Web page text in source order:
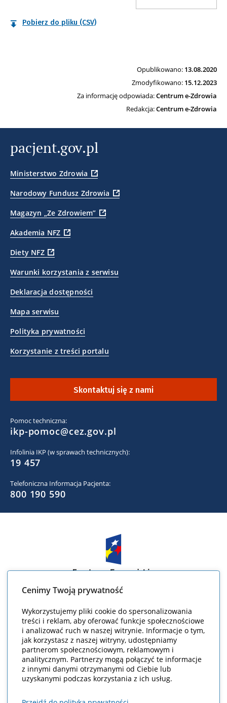
Pobierz do pliku (CSV)
Opublikowano: 13.08.2020
Zmodyfikowano: 15.12.2023
Za informację odpowiada:Centrum e-Zdrowia
Redakcja:Centrum e-Zdrowia
pacjent.gov.pl
Ministerstwo Zdrowia
Narodowy Fundusz Zdrowia
Magazyn „Ze Zdrowiem”
Akademia NFZ
Diety NFZ
Warunki korzystania z serwisu
Deklaracja dostępności
Mapa serwisu
Polityka prywatności
Korzystanie z treści portalu
Skontaktuj się z nami
Pomoc techniczna:
ikp-pomoc@cez.gov.pl
Infolinia IKP (w sprawach technicznych):
19 457
Telefoniczna Informacja Pacjenta:
800 190 590
Cenimy Twoją prywatność
Wykorzystujemy pliki cookie do spersonalizowania
treści i reklam, aby oferować funkcje społecznościowe
i analizować ruch w naszej witrynie. Informacje o tym,
jak korzystasz z naszej witryny, udostępniamy
partnerom społecznościowym, reklamowym i
analitycznym. Partnerzy mogą połączyć te informacje
z innymi danymi otrzymanymi od Ciebie lub
uzyskanymi podczas korzystania z ich usług.